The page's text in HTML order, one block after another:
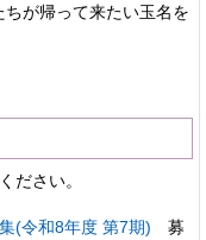
が帰って来たい玉名を
ださい。
(令和8年度 第7期) 募